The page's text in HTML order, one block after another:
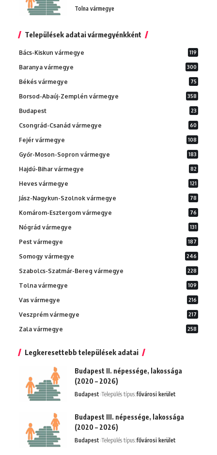
Tolna vármegye
Települések adatai vármegyénkként
Bács-Kiskun vármegye 119
Baranya vármegye 300
Békés vármegye 75
Borsod-Abaúj-Zemplén vármegye 358
Budapest 23
Csongrád-Csanád vármegye 60
Fejér vármegye 108
Győr-Moson-Sopron vármegye 183
Hajdú-Bihar vármegye 82
Heves vármegye 121
Jász-Nagykun-Szolnok vármegye 78
Komárom-Esztergom vármegye 76
Nógrád vármegye 131
Pest vármegye 187
Somogy vármegye 246
Szabolcs-Szatmár-Bereg vármegye 228
Tolna vármegye 109
Vas vármegye 216
Veszprém vármegye 217
Zala vármegye 258
Legkeresettebb települések adatai
Budapest II. népessége, lakossága
(2020 – 2026)
Budapest Település típus:fővárosi kerület
Budapest III. népessége, lakossága
(2020 – 2026)
Budapest Település típus:fővárosi kerület